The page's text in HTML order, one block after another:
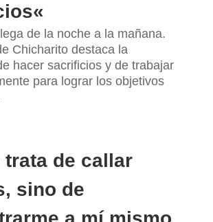
«
de la noche a la mañana.
Chicharito destaca la
hacer sacrificios y de trabajar
para lograr los objetivos
trata de callar
sino de